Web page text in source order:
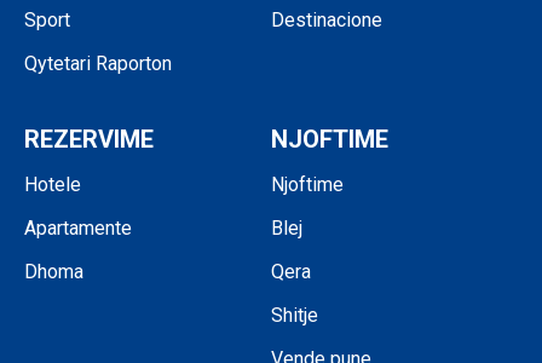
Sport
Qytetari Raporton
Destinacione
REZERVIME
Hotele
Apartamente
Dhoma
NJOFTIME
Njoftime
Blej
Qera
Shitje